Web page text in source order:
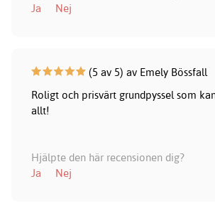
Ja
Nej
(5 av 5) av Emely Bössfall
Roligt och prisvärt grundpyssel som
allt!
Hjälpte den här recensionen dig?
Ja
Nej